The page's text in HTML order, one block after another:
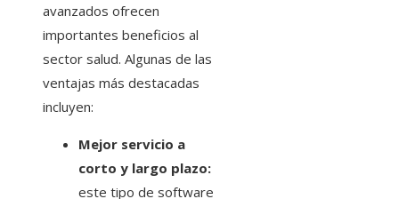
avanzados ofrecen
importantes beneficios al
sector salud. Algunas de las
ventajas más destacadas
incluyen:
Mejor servicio a
corto y largo plazo:
este tipo de software